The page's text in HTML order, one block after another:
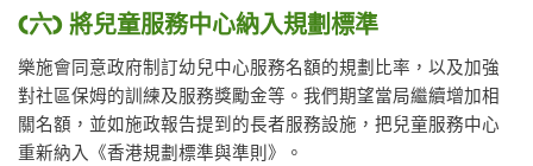
(六) 將兒童服務中心納入規劃標準
樂施會同意政府制訂幼兒中心服務名額的規劃比率，以及加強
對社區保姆的訓練及服務獎勵金等。我們期望當局繼續增加相
關名額，並如施政報告提到的長者服務設施，把兒童服務中心
重新納入《香港規劃標準與準則》。